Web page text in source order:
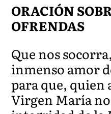
ORACIÓN
OFRENDAS
Que nos
inmenso amor
para que, quien
Virgen María